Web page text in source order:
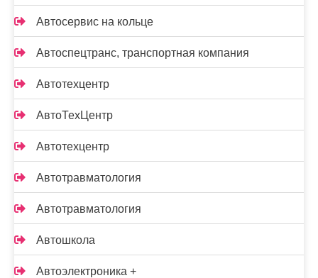
Автосервис на кольце
Автоспецтранс, транспортная компания
Автотехцентр
АвтоТехЦентр
Автотехцентр
Автотравматология
Автотравматология
Автошкола
Автоэлектроника +